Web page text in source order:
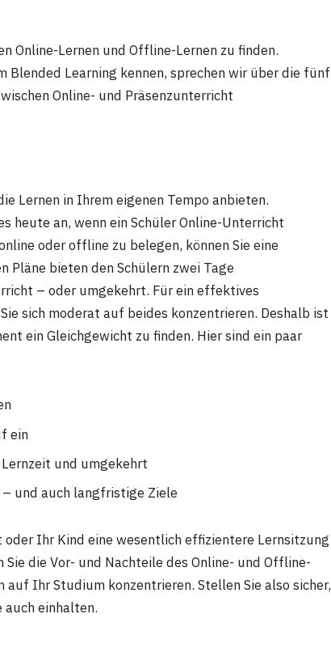
Online-Lernen und Offline-Lernen zu finden.
Blended Learning kennen, sprechen wir über die fünf
Online- und Präsenzunterricht
Lernen in Ihrem eigenen Tempo anbieten.
heute an, wenn ein Schüler Online-Unterricht
oder offline zu belegen, können Sie eine
Pläne bieten den Schülern zwei Tage
– oder umgekehrt. Für ein effektives
sich moderat auf beides konzentrieren. Deshalb ist
ein Gleichgewicht zu finden. Hier sind ein paar
ein
und umgekehrt
und auch langfristige Ziele
Ihr Kind eine wesentlich effizientere Lernsitzung
die Vor- und Nachteile des Online- und Offline-
Ihr Studium konzentrieren. Stellen Sie also sicher,
auch einhalten.